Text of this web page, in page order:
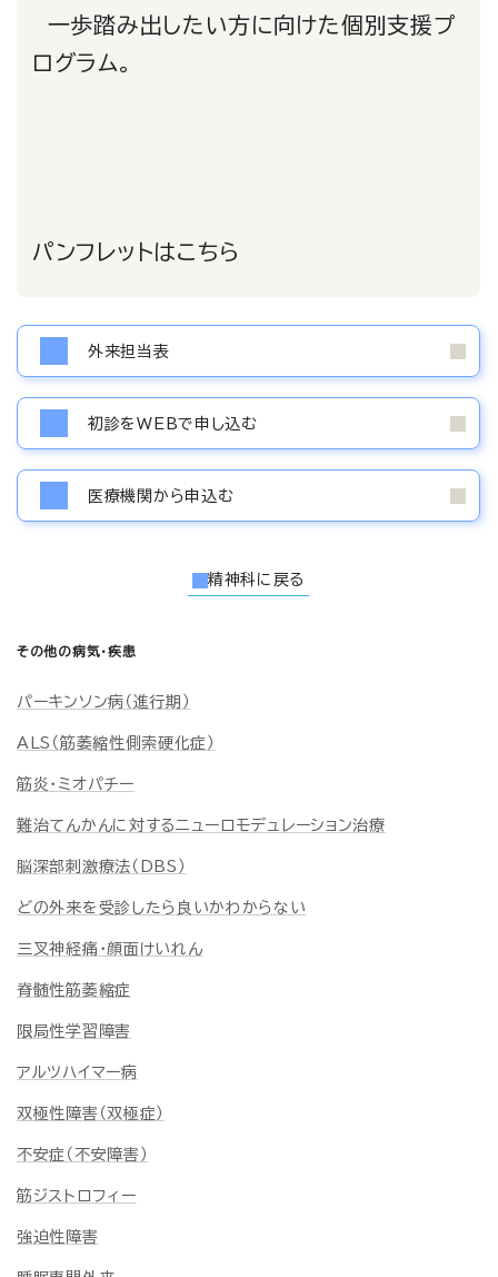
一歩踏み出したい方に向けた個別支援プ
ログラム。
パンフレットはこちら
外来担当表
初診をWEBで申し込む
医療機関から申込む
精神科に戻る
その他の病気・疾患
パーキンソン病（進行期）
ALS（筋萎縮性側索硬化症）
筋炎・ミオパチー
難治てんかんに対するニューロモデュレーション治療
脳深部刺激療法（DBS）
どの外来を受診したら良いかわからない
三叉神経痛・顔面けいれん
脊髄性筋萎縮症
限局性学習障害
アルツハイマー病
双極性障害（双極症）
不安症（不安障害）
筋ジストロフィー
強迫性障害